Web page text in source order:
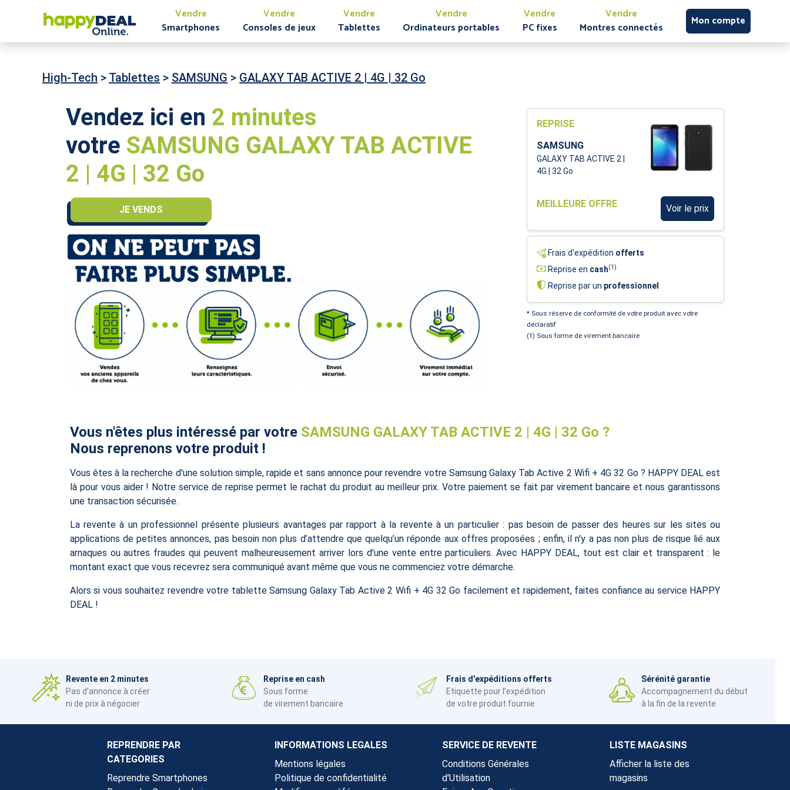
Vendre
Smartphones
Vendre
Consoles de jeux
Vendre
Tablettes
Vendre
Ordinateurs portables
Vendre
PC fixes
Vendre
Montres connectés
Mon compte
High-Tech > Tablettes > SAMSUNG > GALAXY TAB ACTIVE 2 | 4G | 32 Go
Vendez ici en 2 minutes
votre SAMSUNG GALAXY TAB ACTIVE
2 | 4G | 32 Go
JE VENDS
REPRISE
SAMSUNG
GALAXY TAB ACTIVE 2 |
4G | 32 Go
MEILLEURE OFFRE Voir le prix
Frais d'expédition offerts
Reprise en cash(1)
Reprise par un professionnel
* Sous réserve de conformité de votre produit avec votre
déclaratif
(1) Sous forme de virement bancaire
Vous n'êtes plus intéressé par votre SAMSUNG GALAXY TAB ACTIVE 2 | 4G | 32 Go ?
Nous reprenons votre produit !
Vous êtes à la recherche d'une solution simple, rapide et sans annonce pour revendre votre Samsung Galaxy Tab Active 2 Wifi + 4G 32 Go ? HAPPY DEAL est
là pour vous aider ! Notre service de reprise permet le rachat du produit au meilleur prix. Votre paiement se fait par virement bancaire et nous garantissons
une transaction sécurisée.
La revente à un professionnel présente plusieurs avantages par rapport à la revente à un particulier : pas besoin de passer des heures sur les sites ou
applications de petites annonces, pas besoin non plus d’attendre que quelqu’un réponde aux offres proposées ; enfin, il n'y a pas non plus de risque lié aux
arnaques ou autres fraudes qui peuvent malheureusement arriver lors d'une vente entre particuliers. Avec HAPPY DEAL, tout est clair et transparent : le
montant exact que vous recevrez sera communiqué avant même que vous ne commenciez votre démarche.
Alors si vous souhaitez revendre votre tablette Samsung Galaxy Tab Active 2 Wifi + 4G 32 Go facilement et rapidement, faites confiance au service HAPPY
DEAL !
Revente en 2 minutes
Pas d'annonce à créer
ni de prix à négocier
Reprise en cash
Sous forme
de virement bancaire
Frais d'expéditions offerts
Etiquette pour l’expédition
de votre produit fournie
Sérénité garantie
Accompagnement du début
à la fin de la revente
REPRENDRE PAR
CATEGORIES
Reprendre Smartphones
INFORMATIONS LEGALES
Mentions légales
Politique de confidentialité
SERVICE DE REVENTE
Conditions Générales
d'Utilisation
LISTE MAGASINS
Afficher la liste des
magasins